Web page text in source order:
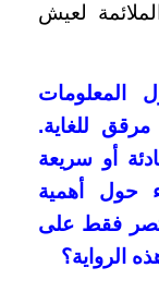
لعيش
المعلومات
للغاية.
أو سريعة
حول أهمية
فقط على
الرواية؟